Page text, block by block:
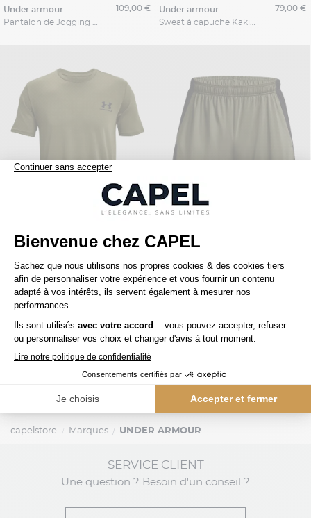
under armour
109,00 €
under armour
79,00 €
under armour
Tee-shirt Kaki Under Armour Grande Taille
35,00 €
under armour
Short Kaki Under Armour Grande Taille
39,00 €
Suivant
capelstore Marques UNDER ARMOUR
SERVICE CLIENT
Une question ? Besoin d'un conseil ?